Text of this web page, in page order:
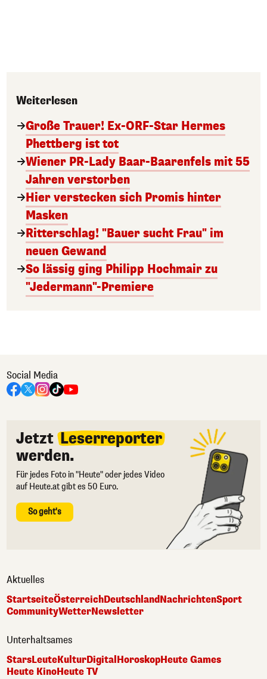
Weiterlesen
Große Trauer! Ex-ORF-Star Hermes
Phettberg ist tot
Wiener PR-Lady Baar-Baarenfels mit 55
Jahren verstorben
Hier verstecken sich Promis hinter
Masken
Ritterschlag! "Bauer sucht Frau" im
neuen Gewand
So lässig ging Philipp Hochmair zu
"Jedermann"-Premiere
Social Media
Jetzt Leserreporter
werden.
Für jedes Foto in "Heute" oder jedes Video
auf Heute.at gibt es 50 Euro.
So geht's
Aktuelles
StartseiteÖsterreichDeutschlandNachrichtenSport
CommunityWetterNewsletter
Unterhaltsames
StarsLeuteKulturDigital HoroskopHeute Games
Heute KinoHeute TV